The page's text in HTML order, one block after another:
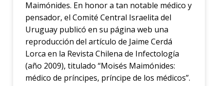
Maimónides. En honor a tan notable médico y
pensador, el Comité Central Israelita del
Uruguay publicó en su página web una
reproducción del artículo de Jaime Cerdá
Lorca en la Revista Chilena de Infectología
(año 2009), titulado “Moisés Maimónides:
médico de príncipes, príncipe de los médicos”.